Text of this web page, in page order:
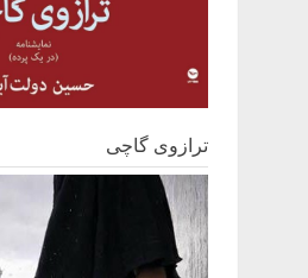
ترازوی گاچی